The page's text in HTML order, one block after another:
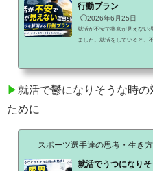
行動プラン
🕒️2026年6月25日
就活が不安で将来が見えない
ました。就活をしていると、
いことがあります。就活が不
け真剣に自分の将来と向き合
▶ 就活で鬱になりそうな時
ために
スポーツ選手達の思考・生き
就活でうつになり